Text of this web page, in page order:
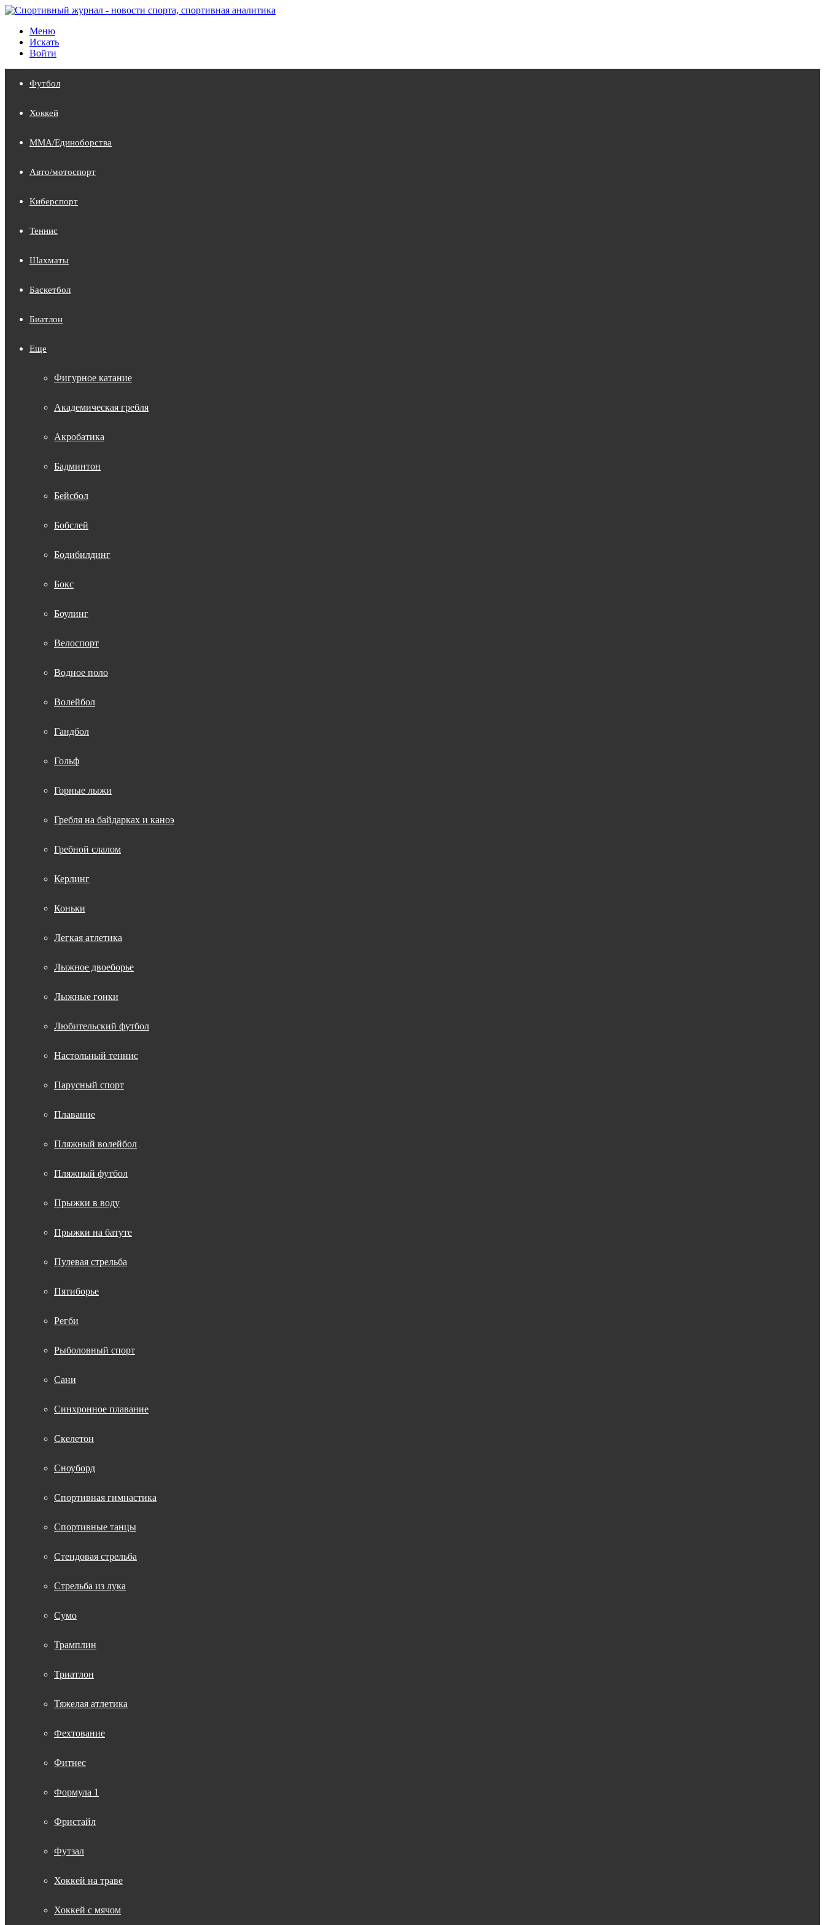
Меню
Искать
Войти
Футбол
Хоккей
MMA/Единоборства
Авто/мотоспорт
Киберспорт
Теннис
Шахматы
Баскетбол
Биатлон
Еще
Фигурное катание
Академическая гребля
Акробатика
Бадминтон
Бейсбол
Бобслей
Бодибилдинг
Бокс
Боулинг
Велоспорт
Водное поло
Волейбол
Гандбол
Гольф
Горные лыжи
Гребля на байдарках и каноэ
Гребной слалом
Керлинг
Коньки
Легкая атлетика
Лыжное двоеборье
Лыжные гонки
Любительский футбол
Настольный теннис
Парусный спорт
Плавание
Пляжный волейбол
Пляжный футбол
Прыжки в воду
Прыжки на батуте
Пулевая стрельба
Пятиборье
Регби
Рыболовный спорт
Сани
Синхронное плавание
Скелетон
Сноуборд
Спортивная гимнастика
Спортивные танцы
Стендовая стрельба
Стрельба из лука
Сумо
Трамплин
Триатлон
Тяжелая атлетика
Фехтование
Фитнес
Формула 1
Фристайл
Футзал
Хоккей на траве
Хоккей с мячом